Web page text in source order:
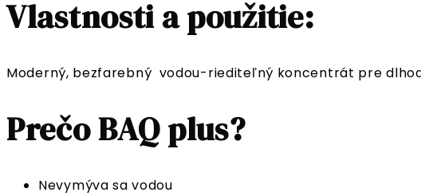
Vlastnosti a použitie:
Moderný, bezfarebný vodou-riediteľný koncentrát pre
Prečo BAQ plus?
Nevymýva sa vodou